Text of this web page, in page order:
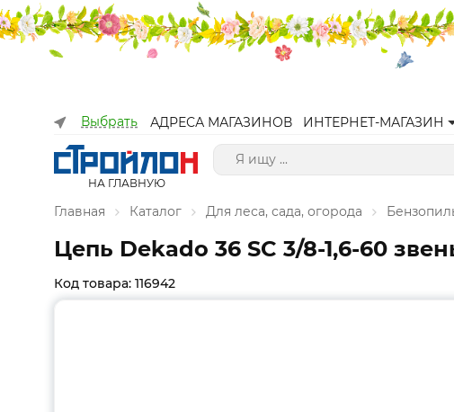
Выбрать АДРЕСА МАГАЗИНОВ ИНТЕРНЕТ-МАГАЗИН
НА ГЛАВНУЮ
Главная Каталог Для леса, сада, огорода
Цепь Dekado 36 SC 3/8-1,6-60
Код товара: 116942